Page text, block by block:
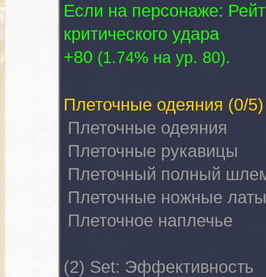
Если на персонаже:
критического удара
+80 (1.74% на yp. 80).
Плеточные одеяния (0/5)
Плеточные одеяния
Плеточные рукавицы
Плеточный полный
Плеточные ножные
Плеточное наплечье
(2) Set: Эффективность